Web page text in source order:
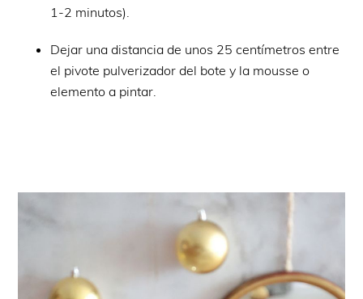
1-2 minutos).
Dejar una distancia de unos 25 centímetros entre
el pivote pulverizador del bote y la mousse o
elemento a pintar.